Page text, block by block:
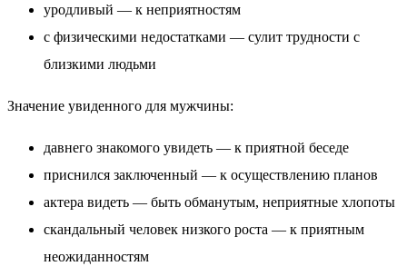
уродливый — к неприятностям
с физическими недостатками — сулит трудности с
близкими людьми
Значение увиденного для мужчины:
давнего знакомого увидеть — к приятной беседе
приснился заключенный — к осуществлению планов
актера видеть — быть обманутым, неприятные хлопоты
скандальный человек низкого роста — к приятным
неожиданностям